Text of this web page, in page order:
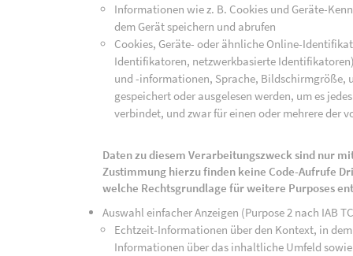
Informationen wie z. B. Cookies und Geräte-
dem Gerät speichern und abrufen
Cookies, Geräte- oder ähnliche Online-
Identifikatoren, netzwerkbasierte
und -informationen, Sprache, Bildschirmgröße,
gespeichert oder ausgelesen werden, um es
verbindet, und zwar für einen oder mehrere der
Daten zu diesem Verarbeitungszweck sind nur
Zustimmung hierzu finden keine Code-Aufrufe
welche Rechtsgrundlage für weitere Purposes
Auswahl einfacher Anzeigen (Purpose 2 nach IAB
Echtzeit-Informationen über den Kontext, in
Informationen über das inhaltliche Umfeld